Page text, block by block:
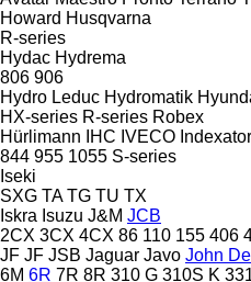
Howard Husqvarna
R-series
Hydac Hydrema
806 906
Hydro Leduc Hydromatik
HX-series R-series Robex
Hürlimann
IHC IVECO Indexator
844 955 1055 S-series
Iseki
SXG TA TG TU TX
Iskra Isuzu J&M JCB
2CX 3CX 4CX 86 110 155 406
JF JF JSB Jaguar Javo John
6M 6R 7R 8R 310 G 310S K